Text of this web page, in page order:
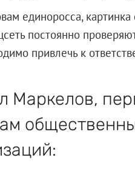
единоросса,
постоянно
привлечь к
Маркелов,